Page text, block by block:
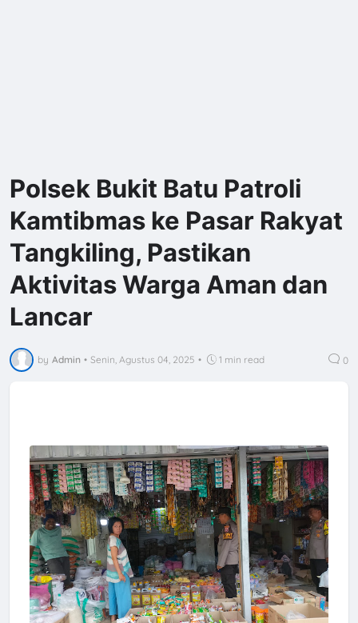
Polsek Bukit Batu Patroli
Kamtibmas ke Pasar Rakyat
Tangkiling, Pastikan
Aktivitas Warga Aman dan
Lancar
by Admin • Senin, Agustus 04, 2025 • 1 min read 0